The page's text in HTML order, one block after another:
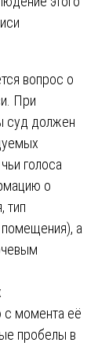
вопрос о
При
суд должен
голоса
о
тип
помещения), а
с момента её
пробелы в